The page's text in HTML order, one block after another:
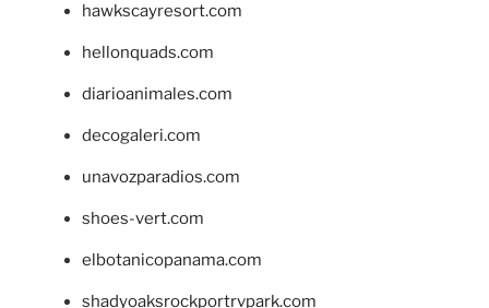
hawkscayresort.com
hellonquads.com
diarioanimales.com
decogaleri.com
unavozparadios.com
shoes-vert.com
elbotanicopanama.com
shadyoaksrockportrvpark.com